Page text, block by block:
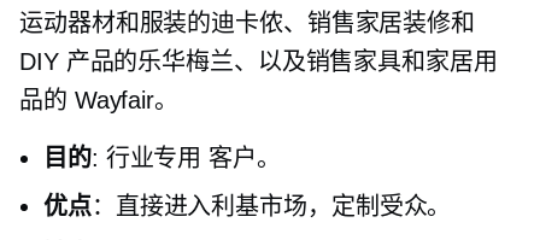
运动器材和服装的迪卡侬、销售家居装修和
DIY 产品的乐华梅兰、以及销售家具和家居用
品的 Wayfair。
目的: 行业专用 客户。
优点：直接进入利基市场，定制受众。